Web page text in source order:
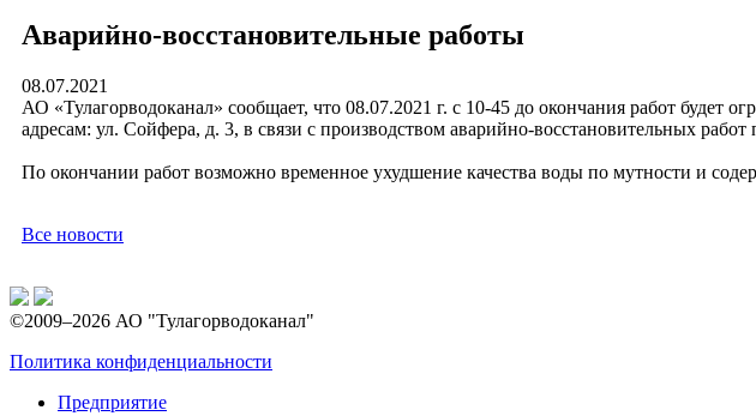
Аварийно-восстановительные работы
08.07.2021
АО «Тулагорводоканал» сообщает, что 08.07.2021 г. с 10-45 до окончания работ будет
адресам: ул. Сойфера, д. 3, в связи с производством аварийно-восстановительных
По окончании работ возможно временное ухудшение качества воды по мутности и
Все новости
©2009–2026 АО "Тулагорводоканал"
Политика конфиденциальности
Предприятие